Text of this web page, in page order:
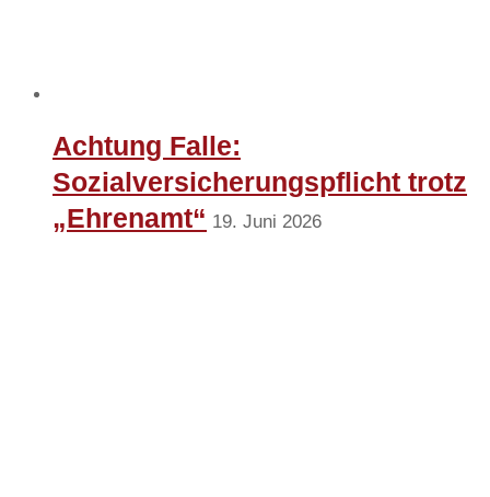
Achtung Falle:
Sozialversicherungspflicht trotz
„Ehrenamt“ 19. Juni 2026